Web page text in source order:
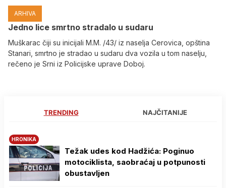
ARHIVA
Јedno lice smrtno stradalo u sudaru
Muškarac čiji su inicijali M.M. /43/ iz naselja Cerovica, opština
Stanari, smrtno je stradao u sudaru dva vozila u tom naselju,
rečeno je Srni iz Policijske uprave Doboj.
TRENDING NAJČITANIJE
HRONIKA
Težak udes kod Hadžića: Poginuo
motociklista, saobraćaj u potpunosti
obustavljen